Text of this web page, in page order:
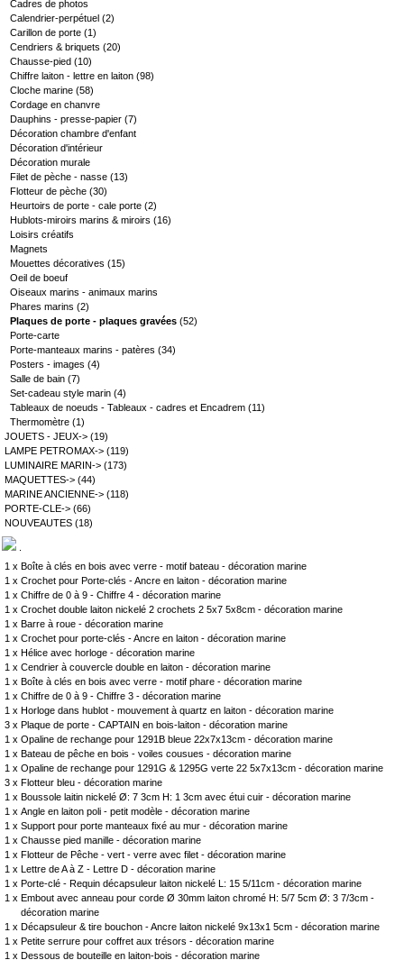
Cadres de photos
Calendrier-perpétuel (2)
Carillon de porte (1)
Cendriers & briquets (20)
Chausse-pied (10)
Chiffre laiton - lettre en laiton (98)
Cloche marine (58)
Cordage en chanvre
Dauphins - presse-papier (7)
Décoration chambre d'enfant
Décoration d'intérieur
Décoration murale
Filet de pèche - nasse (13)
Flotteur de pèche (30)
Heurtoirs de porte - cale porte (2)
Hublots-miroirs marins & miroirs (16)
Loisirs créatifs
Magnets
Mouettes décoratives (15)
Oeil de boeuf
Oiseaux marins - animaux marins
Phares marins (2)
Plaques de porte - plaques gravées (52)
Porte-carte
Porte-manteaux marins - patères (34)
Posters - images (4)
Salle de bain (7)
Set-cadeau style marin (4)
Tableaux de noeuds - Tableaux - cadres et Encadrem (11)
Thermomètre (1)
JOUETS - JEUX-> (19)
LAMPE PETROMAX-> (119)
LUMINAIRE MARIN-> (173)
MAQUETTES-> (44)
MARINE ANCIENNE-> (118)
PORTE-CLE-> (66)
NOUVEAUTES (18)
1 x Boîte à clés en bois avec verre - motif bateau - décoration marine
1 x Crochet pour Porte-clés - Ancre en laiton - décoration marine
1 x Chiffre de 0 à 9 - Chiffre 4 - décoration marine
1 x Crochet double laiton nickelé 2 crochets 2 5x7 5x8cm - décoration marine
1 x Barre à roue - décoration marine
1 x Crochet pour porte-clés - Ancre en laiton - décoration marine
1 x Hélice avec horloge - décoration marine
1 x Cendrier à couvercle double en laiton - décoration marine
1 x Boîte à clés en bois avec verre - motif phare - décoration marine
1 x Chiffre de 0 à 9 - Chiffre 3 - décoration marine
1 x Horloge dans hublot - mouvement à quartz en laiton - décoration marine
3 x Plaque de porte - CAPTAIN en bois-laiton - décoration marine
1 x Opaline de rechange pour 1291B bleue 22x7x13cm - décoration marine
1 x Bateau de pêche en bois - voiles cousues - décoration marine
1 x Opaline de rechange pour 1291G & 1295G verte 22 5x7x13cm - décoration marine
3 x Flotteur bleu - décoration marine
1 x Boussole laitin nickelé Ø: 7 3cm H: 1 3cm avec étui cuir - décoration marine
1 x Angle en laiton poli - petit modèle - décoration marine
1 x Support pour porte manteaux fixé au mur - décoration marine
1 x Chausse pied manille - décoration marine
1 x Flotteur de Pêche - vert - verre avec filet - décoration marine
1 x
Lettre de A à Z - Lettre D - décoration marine
1 x Porte-clé - Requin décapsuleur laiton nickelé L: 15 5/11cm - décoration marine
1 x Embout avec anneau pour corde Ø 30mm laiton chromé H: 5/7 5cm Ø: 3 7/3cm -
décoration marine
1 x Décapsuleur & tire bouchon - Ancre laiton nickelé 9x13x1 5cm - décoration marine
1 x Petite serrure pour coffret aux trésors - décoration marine
1 x Dessous de bouteille en laiton-bois - décoration marine